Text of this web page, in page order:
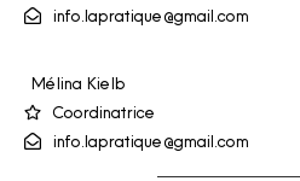
info.lapratique@gmail.com
Mélina Kielb
Coordinatrice
info.lapratique@gmail.com